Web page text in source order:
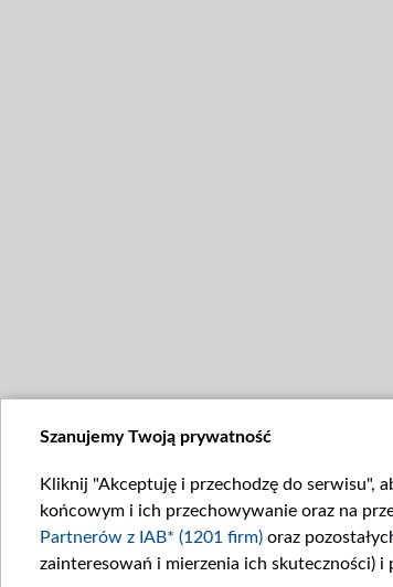
Szanujemy Twoją prywatność
Kliknij "Akceptuję i przechodzę do serwisu",
końcowym i ich przechowywanie oraz na
Partnerów z IAB* (1201 firm) oraz
zainteresowań i mierzenia ich skuteczności)